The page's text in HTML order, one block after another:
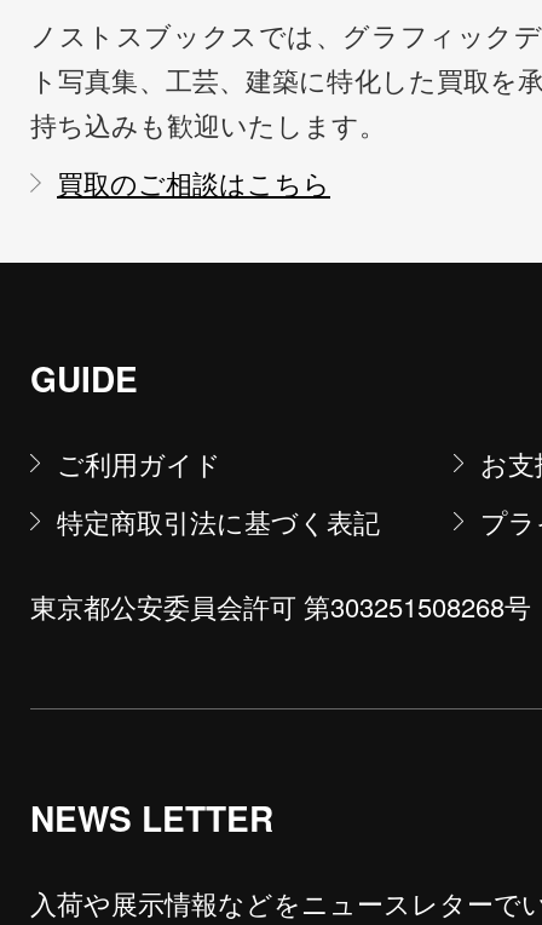
ノストスブックスでは、グラフィック
ト写真集、工芸、建築に特化した買取を
持ち込みも歓迎いたします。
買取のご相談はこちら
GUIDE
ご利用ガイド
お
特定商取引法に基づく表記
プ
東京都公安委員会許可 第303251508268号
NEWS LETTER
入荷や展示情報などをニュースレターで